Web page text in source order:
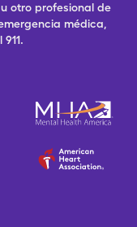
otro profesional de
médica,